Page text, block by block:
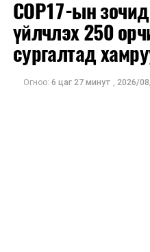
Кураш
Бүстэй барилдаан
Эдгээр бөхийн
тамирчны сонгон
COP17-ын
үйлчлэх 250
сургалтад
Огноо: 6 цаг 27 минут 2026/